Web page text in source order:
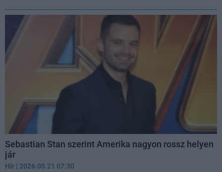
Sebastian Stan szerint Amerika nagyon rossz helyen
jár
Hír | 2026.05.21 07:30